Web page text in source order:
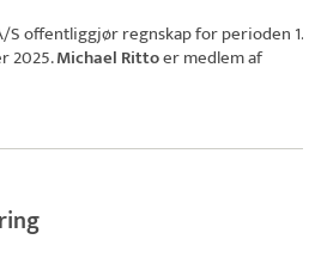
Soffentliggjør regnskap for perioden 1.
2025.Michael Rittoer medlem af